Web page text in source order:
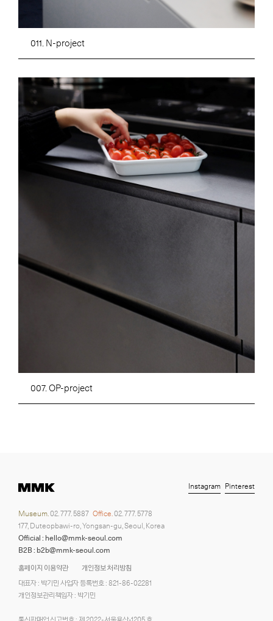
011. N-project
007. OP-project
홈페이지 이용약관
개인정보 처리방침
대표자 : 박기민 사업자 등록번호 : 821-86-02281
개인정보관리책임자 : 박기민
Museum.02. 777. 5887 Office.02. 777. 5778
177, Duteopbawi-ro, Yongsan-gu, Seoul, Korea
Official : hello@mmk-seoul.com
B2B : b2b@mmk-seoul.com
Instagram Pinterest